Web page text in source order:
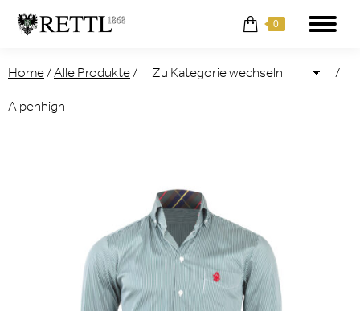
0
Home / Alle Produkte / /
Alpenhigh